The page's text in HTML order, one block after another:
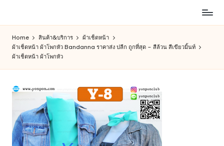
content
สินค้า
ออนไลน์
รัก
ช็อป
Home สินค้า&บริการ
ผ้าเช็ดหน้า
ผ้าเช็ดหน้า ผ้าโพกหัว Bandanna ราคาส่ง ปลีก ถูกที่สุด – สีล้วน สีเขียวมิ้นท์
ผ้าเช็ดหน้า ผ้าโพกหัว